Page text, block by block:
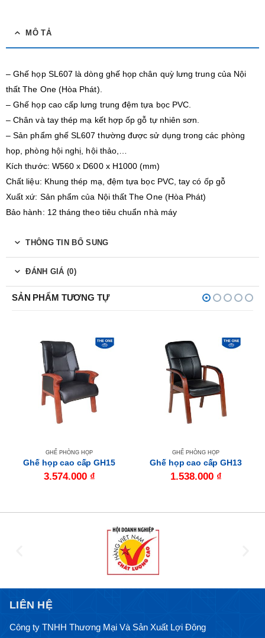
MÔ TẢ
– Ghế họp SL607 là dòng ghế họp chân quỳ lưng trung của Nội
thất The One (Hòa Phát).
– Ghế họp cao cấp lưng trung đệm tựa bọc PVC.
– Chân và tay thép mạ kết hợp ốp gỗ tự nhiên sơn.
– Sản phẩm ghế SL607 thường được sử dụng trong các phòng
họp, phòng hội nghị, hội thảo,…
Kích thước: W560 x D600 x H1000 (mm)
Chất liệu: Khung thép mạ, đệm tựa bọc PVC, tay có ốp gỗ
Xuất xứ: Sản phẩm của Nội thất The One (Hòa Phát)
Bảo hành: 12 tháng theo tiêu chuẩn nhà máy
THÔNG TIN BỔ SUNG
ĐÁNH GIÁ (0)
SẢN PHẨM TƯƠNG TỰ
GHẾ PHÒNG HỌP
Ghế họp cao cấp GH15
3.574.000 ₫
GHẾ PHÒNG HỌP
Ghế họp cao cấp GH13
1.538.000 ₫
LIÊN HỆ
Công ty TNHH Thương Mại Và Sản Xuất Lợi Đông